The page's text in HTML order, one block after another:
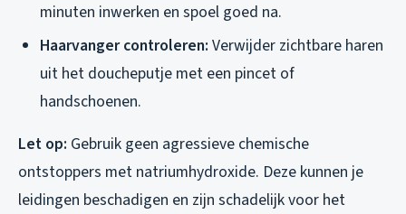
minuten inwerken en spoel goed na.
Haarvanger controleren: Verwijder zichtbare haren
uit het doucheputje met een pincet of
handschoenen.
Let op: Gebruik geen agressieve chemische
ontstoppers met natriumhydroxide. Deze kunnen je
leidingen beschadigen en zijn schadelijk voor het